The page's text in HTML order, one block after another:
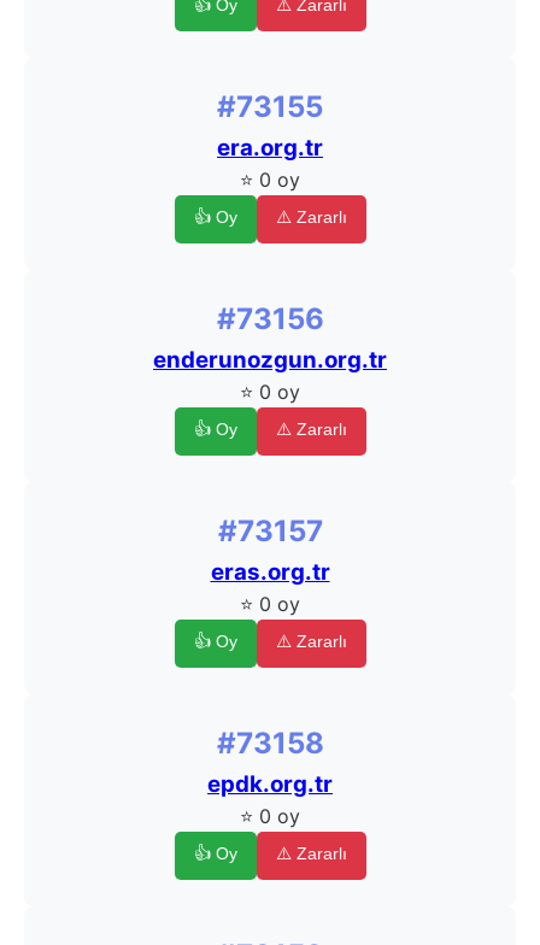
👍 Oy ⚠️ Zararlı
#73155
era.org.tr
⭐ 0 oy
👍 Oy ⚠️ Zararlı
#73156
enderunozgun.org.tr
⭐ 0 oy
👍 Oy ⚠️ Zararlı
#73157
eras.org.tr
⭐ 0 oy
👍 Oy ⚠️ Zararlı
#73158
epdk.org.tr
⭐ 0 oy
👍 Oy ⚠️ Zararlı